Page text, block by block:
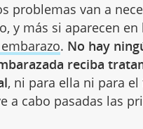
problemas van a
y más si aparecen en
. No hay
reciba
, ni para ella ni para
a cabo pasadas las